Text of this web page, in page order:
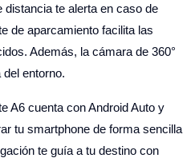
distancia te alerta en caso de
de aparcamiento facilita las
Además, la cámara de 360°
entorno.
A6 cuenta con Android Auto y
tu smartphone de forma sencilla
te guía a tu destino con